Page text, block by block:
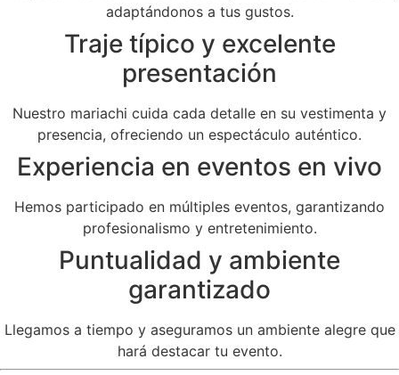
adaptándonos a tus gustos.
Traje típico y excelente
presentación
Nuestro mariachi cuida cada detalle en su vestimenta y
presencia, ofreciendo un espectáculo auténtico.
Experiencia en eventos en vivo
Hemos participado en múltiples eventos, garantizando
profesionalismo y entretenimiento.
Puntualidad y ambiente
garantizado
Llegamos a tiempo y aseguramos un ambiente alegre que
hará destacar tu evento.